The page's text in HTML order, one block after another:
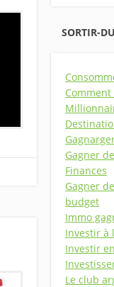
SORTIR-
Gagner
Finances
Gagner
budget
Immo
Investir à
Investir
Le club